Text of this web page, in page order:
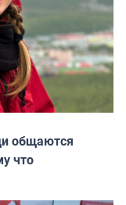
общаются
что